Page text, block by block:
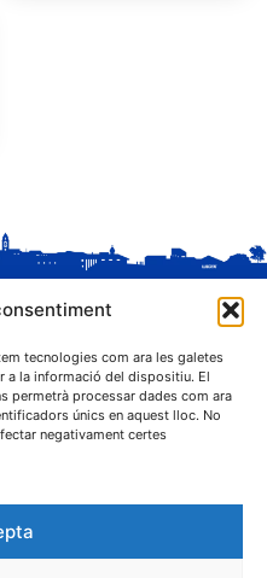
tecnologies com ara les galetes
a la informació del dispositiu. El
permetrà processar dades com ara
únics en aquest lloc. No
negativament certes
(Pla d'Urgell)